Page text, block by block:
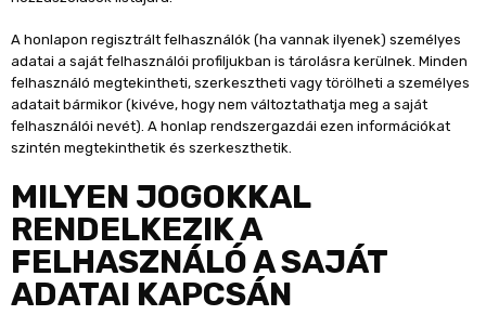
A honlapon regisztrált felhasználók (ha vannak ilyenek) személyes
adatai a saját felhasználói profiljukban is tárolásra kerülnek. Minden
felhasználó megtekintheti, szerkesztheti vagy törölheti a személyes
adatait bármikor (kivéve, hogy nem változtathatja meg a saját
felhasználói nevét). A honlap rendszergazdái ezen információkat
szintén megtekinthetik és szerkeszthetik.
MILYEN JOGOKKAL
RENDELKEZIK A
FELHASZNÁLÓ A SAJÁT
ADATAI KAPCSÁN